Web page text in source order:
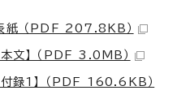
紙 （PDF 207.8KB）
文】 （PDF 3.0MB）
録1】 （PDF 160.6KB）